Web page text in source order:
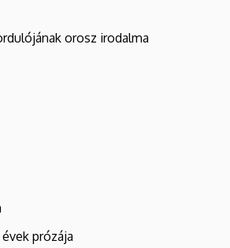
orosz irodalma
évek prózája